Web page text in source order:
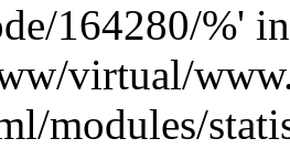
164280/%' in
virtual/
modules/